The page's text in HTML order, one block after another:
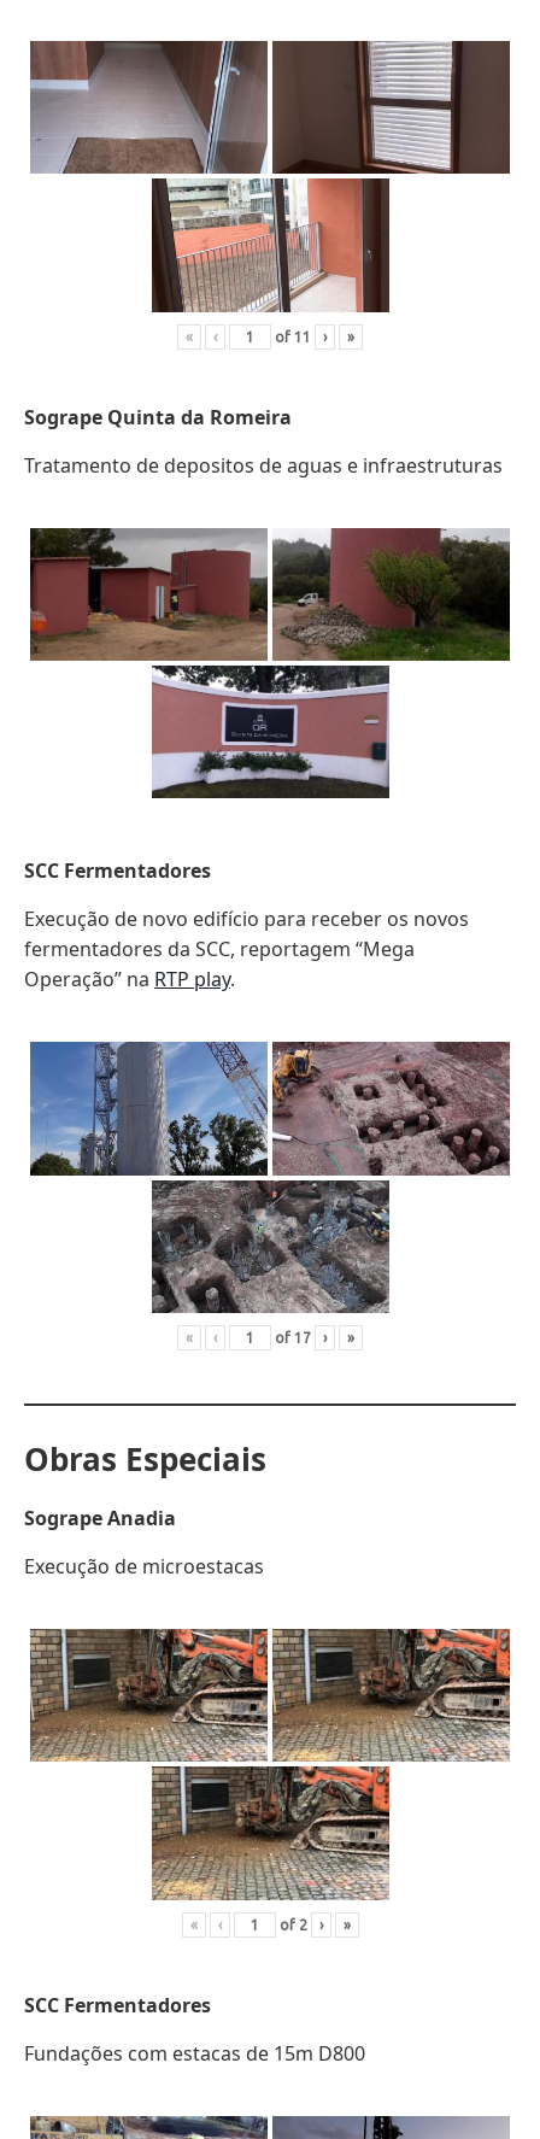
« ‹ of 11 › »
Sogrape Quinta da Romeira
Tratamento de depositos de aguas e infraestruturas
SCC Fermentadores
Execução de novo edifício para receber os novos
fermentadores da SCC, reportagem “Mega
Operação” na RTP play.
« ‹ of 17 › »
Obras Especiais
Sogrape Anadia
Execução de microestacas
« ‹ of 2 › »
SCC Fermentadores
Fundações com estacas de 15m D800